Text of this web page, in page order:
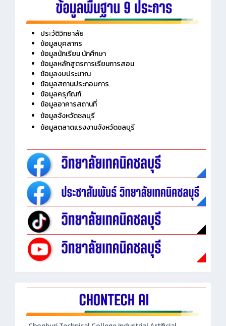
ประวัติวิทยาลัย
ข้อมูลบุคลากร
ข้อมูลนักเรียน นักศึกษา
ข้อมูลหลักสูตรการเรียนการสอน
ข้อมูลงบประมาณ
ข้อมูลสถานประกอบการ
ข้อมูลครุภัณฑ์
ข้อมูลอาคารสถานที่
ข้อมูลจังหวัดชลบุรี
ข้อมูลตลาดแรงงานจังหวัดชลบุรี
- Chonburi Technical College Industrial Artificial
Intelligent Center: CTC- IAI Center